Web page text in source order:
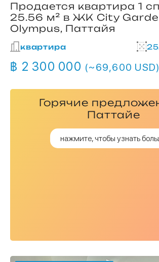
Продается квартира 1
25.56 м² в ЖК City
Olympus, Паттайя
квартира
฿ 2 300 000 (~69,600 USD)
Горячие
Паттайе
нажмите, чтобы узнать